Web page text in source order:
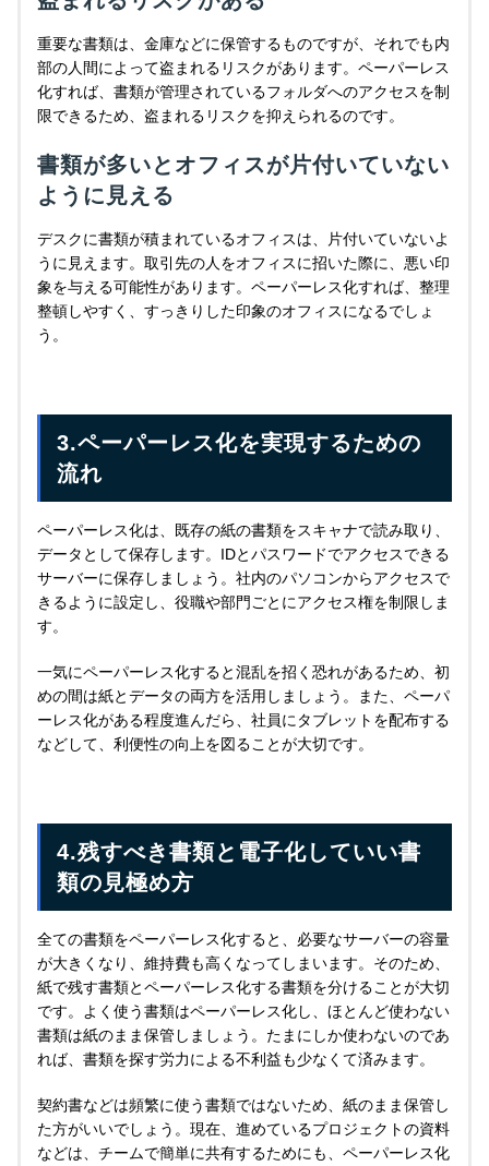
重要な書類は、金庫などに保管するものですが、それでも内
部の人間によって盗まれるリスクがあります。ペーパーレス
化すれば、書類が管理されているフォルダへのアクセスを制
限できるため、盗まれるリスクを抑えられるのです。
書類が多いとオフィスが片付いていない
ように見える
デスクに書類が積まれているオフィスは、片付いていないよ
うに見えます。取引先の人をオフィスに招いた際に、悪い印
象を与える可能性があります。ペーパーレス化すれば、整理
整頓しやすく、すっきりした印象のオフィスになるでしょ
う。
3.ペーパーレス化を実現するための
流れ
ペーパーレス化は、既存の紙の書類をスキャナで読み取り、
データとして保存します。IDとパスワードでアクセスできる
サーバーに保存しましょう。社内のパソコンからアクセスで
きるように設定し、役職や部門ごとにアクセス権を制限しま
す。
一気にペーパーレス化すると混乱を招く恐れがあるため、初
めの間は紙とデータの両方を活用しましょう。また、ペーパ
ーレス化がある程度進んだら、社員にタブレットを配布する
などして、利便性の向上を図ることが大切です。
4.残すべき書類と電子化していい書
類の見極め方
全ての書類をペーパーレス化すると、必要なサーバーの容量
が大きくなり、維持費も高くなってしまいます。そのため、
紙で残す書類とペーパーレス化する書類を分けることが大切
です。よく使う書類はペーパーレス化し、ほとんど使わない
書類は紙のまま保管しましょう。たまにしか使わないのであ
れば、書類を探す労力による不利益も少なくて済みます。
契約書などは頻繁に使う書類ではないため、紙のまま保管し
た方がいいでしょう。現在、進めているプロジェクトの資料
などは、チームで簡単に共有するためにも、ペーパーレス化